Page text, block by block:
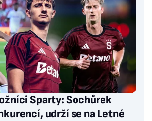
Sparty: Sochůrek
udrží se na Letné